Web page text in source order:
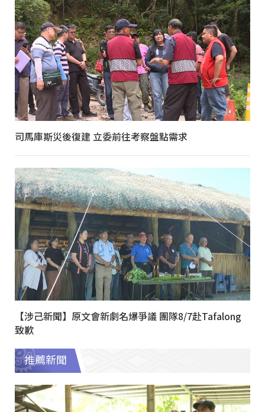
司馬庫斯災後復建 立委前往考察盤點需求
【涉己新聞】原文會新劇名爆爭議 團隊8/7赴Tafalong
致歉
推薦新聞